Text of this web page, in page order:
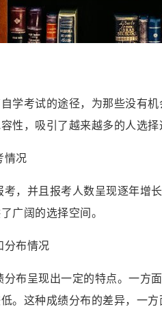
学考试的途径，为那些没有
性，吸引了越来越多的人选
情况
，并且报考人数呈现逐年增
广阔的选择空间。
分布情况
布呈现出一定的特点。一方
。这种成绩分布的差异，一